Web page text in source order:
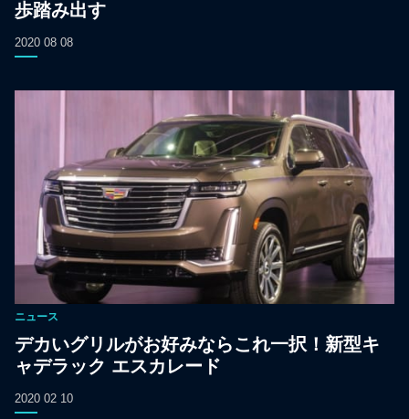
歩踏み出す
2020 08 08
ニュース
デカいグリルがお好みならこれ一択！新型キ
ャデラック エスカレード
2020 02 10